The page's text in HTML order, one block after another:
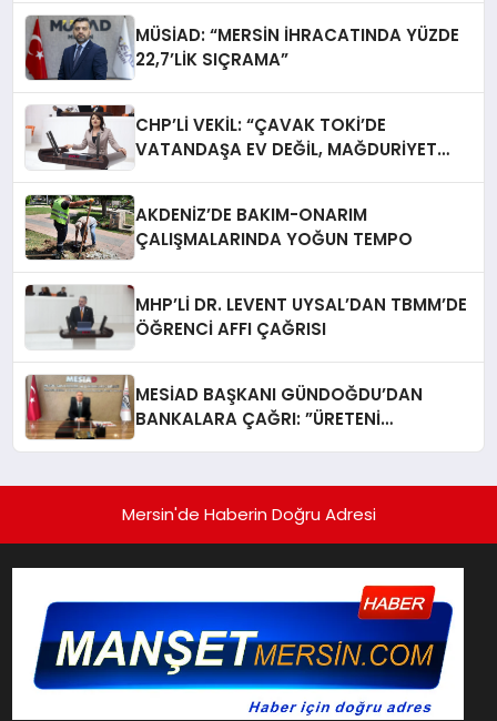
MÜSİAD: “MERSİN İHRACATINDA YÜZDE
22,7’LİK SIÇRAMA”
CHP’Lİ VEKİL: “ÇAVAK TOKİ’DE
VATANDAŞA EV DEĞİL, MAĞDURİYET
AKDENİZ’DE BAKIM-ONARIM
ÇALIŞMALARINDA YOĞUN TEMPO
MHP’Lİ DR. LEVENT UYSAL’DAN TBMM’DE
ÖĞRENCİ AFFI ÇAĞRISI
MESİAD BAŞKANI GÜNDOĞDU’DAN
BANKALARA ÇAĞRI: ​”ÜRETENİ
Mersin'de Haberin Doğru Adresi